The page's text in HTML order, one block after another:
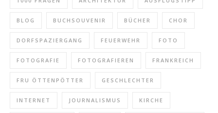
BLOG BUCHSOUVENIR BÜCHER CHOR
DORFSPAZIERGANG FEUERWEHR FOTO
FOTOGRAFIE FOTOGRAFIEREN FRANKREICH
FRU ÖTTENPÖTTER GESCHLECHTER
INTERNET JOURNALISMUS KIRCHE